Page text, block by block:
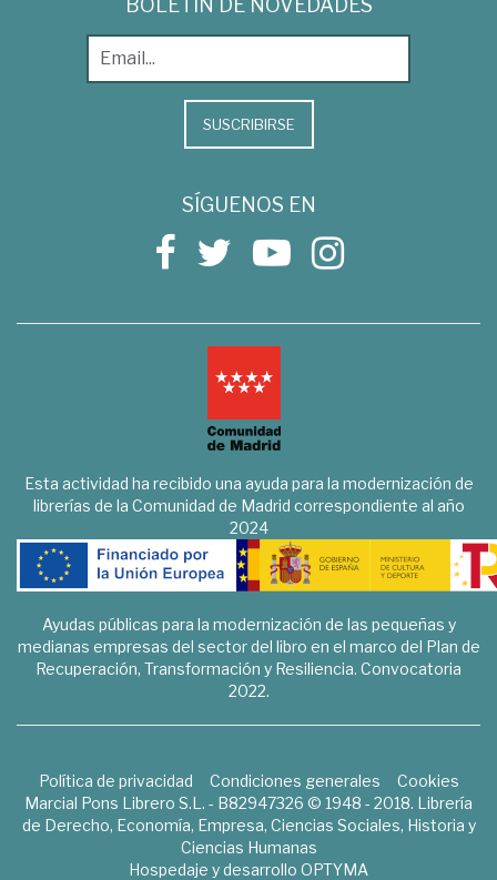
BOLETÍN DE NOVEDADES
SUSCRIBIRSE
SÍGUENOS EN
Esta actividad ha recibido una ayuda para la modernización de
librerías de la Comunidad de Madrid correspondiente al año
2024
Ayudas públicas para la modernización de las pequeñas y
medianas empresas del sector del libro en el marco del Plan de
Recuperación, Transformación y Resiliencia. Convocatoria
2022.
Política de privacidad Condiciones generales
Cookies
Marcial Pons Librero S.L. - B82947326 © 1948 - 2018. Librería
de Derecho, Economía, Empresa, Ciencias Sociales, Historia y
Ciencias Humanas
Hospedaje y desarrollo OPTYMA